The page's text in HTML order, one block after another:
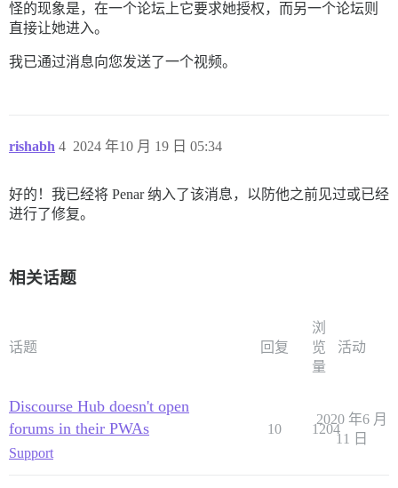
怪的现象是，在一个论坛上它要求她授权，而另一个论坛则
直接让她进入。
我已通过消息向您发送了一个视频。
rishabh 2024 年10 月 19 日 05:34
4
好的！我已经将 Penar 纳入了该消息，以防他之前见过或已经
进行了修复。
相关话题
话题 回复
浏
览
量
活动
Discourse Hub doesn't open
forums in their PWAs
Support
10 1204
2020 年6 月
11 日